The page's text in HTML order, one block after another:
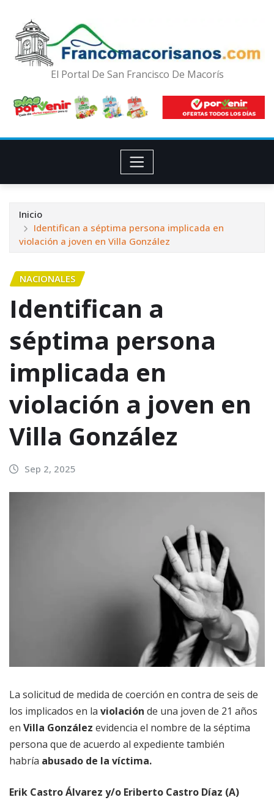
El Portal De San Francisco De Macorís
Inicio
Identifican a séptima persona implicada en
violación a joven en Villa González
NACIONALES
Identifican a
séptima persona
implicada en
violación a joven en
Villa González
Sep 2, 2025
La solicitud de medida de coerción en contra de seis de
los implicados en la violación de una joven de 21 años
en Villa González evidencia el nombre de la séptima
persona que de acuerdo al expediente también
habría abusado de la víctima.
Erik Castro Álvarez y/o Eriberto Castro Díaz (A)